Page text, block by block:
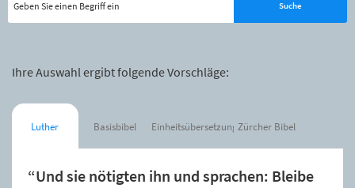
Ihre Auswahl ergibt folgende Vorschläge:
Luther Basisbibel Einheitsübersetzung Zürcher Bibel
“Und sie nötigten ihn und sprachen: Bleibe